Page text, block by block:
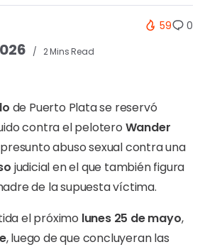
2 Mins Read
59 0
de Puerto Plata se reservó
contra el pelotero Wander
abuso sexual contra una
judicial en el que también figura
de la supuesta víctima.
el próximo lunes 25 de mayo,
, luego de que concluyeran las